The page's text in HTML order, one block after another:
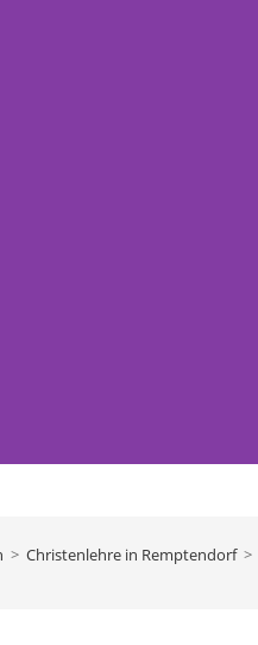
> Christenlehre in Remptendorf >